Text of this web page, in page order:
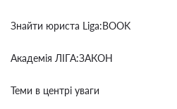
Знайти юриста Liga:BOOK
Академія ЛІГА:ЗАКОН
Теми в центрі уваги